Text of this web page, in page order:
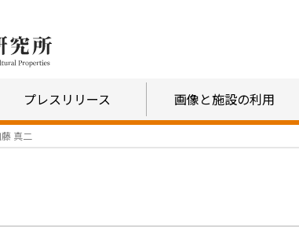
プレスリリース 画像と施設の利用
真二